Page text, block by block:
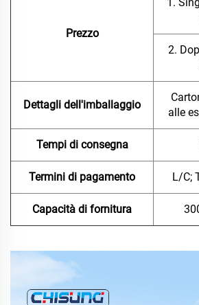
Prezzo
2.
Dettagli dell'imballaggio
alle
Tempi di consegna
Termini di pagamento L/C;
Capacità di fornitura